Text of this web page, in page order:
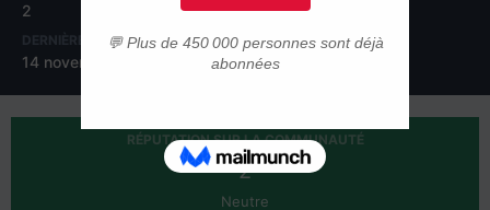
2 6 novembre 2016
DERNIÈRE VISITE
14 novembre 2018
RÉPUTATION SUR LA COMMUNAUTÉ
2
Neutre